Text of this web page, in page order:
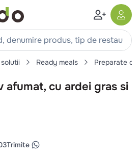
produs, tip de restaurant,
Ready meals Preparate
afumat, cu ardei gras si
Trimite